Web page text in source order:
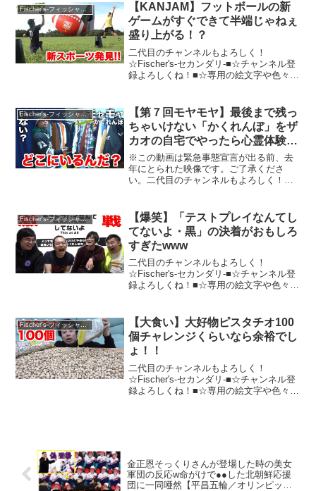
ズグッズ！■☆リーダー、シルクロードの
ツイッター...
Fischer's-フィッシャーズ-
【KANJAM】フットボールの新
ゲームがすぐできて半端じゃねぇ
盛り上がる！？
二代目のチャンネルもよろしく！
☆Fischer's-セカンダリ-■☆チャンネル登
録よろしくね！■☆専用の絵文字や色々！
ズグッズ！■☆リーダー、シルクロードの
ツイッター...
Fischer's-フィッシャーズ-
【第７回モヤモヤ】最後まで残っ
ちゃいけない「かくれんぼ」をザ
カオの自宅でやったら心霊体験み
たいになった！？
※この動画は緊急事態宣言が出る前、去
年にとられた映像です。ご了承くださ
い。二代目のチャンネルもよろしく！
チャンネルメンバーシップはこちら！■☆
Ｔシャツ、...
Fischer's-フィッシャーズ-
【爆笑】「テストプレイなんてし
てないよ・黒」の決着がおもしろ
すぎたwww
二代目のチャンネルもよろしく！
☆Fischer's-セカンダリ-■☆チャンネル登
録よろしくね！■☆専用の絵文字や色々！
ズグッズ！■☆リーダー、シルクロードの
ツイッター...
Fischer's-フィッシャーズ-
【大食い】大好物ピスタチオ100
個チャレンジくらいなら余裕でし
ょ！！
二代目のチャンネルもよろしく！
☆Fischer's-セカンダリ-■☆チャンネル登
録よろしくね！■☆専用の絵文字や色々！
金正恩そっくりさんが登場した時の美女
軍団の反応w命がけで●●した北朝鮮応援
団に一同唖然【平昌五輪／オリンピッ